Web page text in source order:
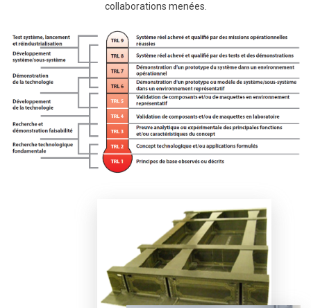
collaborations menées.